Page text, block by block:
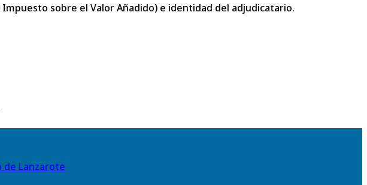
sobre el Valor Añadido) e identidad del adjudicatario.
de Lanzarote